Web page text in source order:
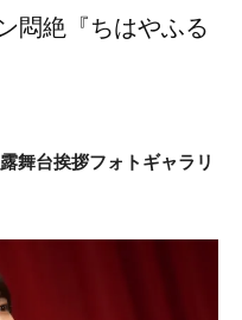
悶絶『ちはやふる
舞台挨拶フォトギャラリ